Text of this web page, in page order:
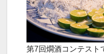
第7回燗酒コンテス